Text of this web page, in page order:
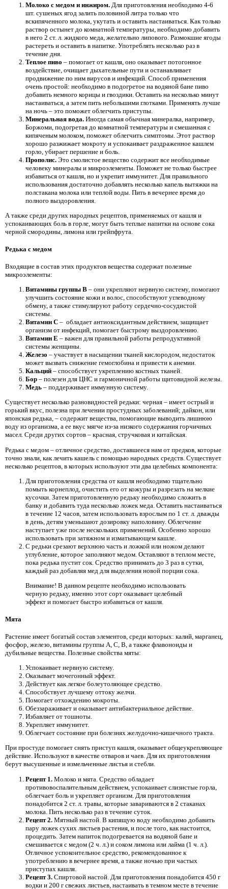
Молоко с медом и инжиром. Для приготовления необходимо 4-6
шт. сушеных ягод залить половиной литра только что
вскипяченного молока, укутать и оставить настаиваться. Как только
раствор остынет до комнатной температуры, необходимо добавить
в него 2 ст. л. жидкого меда, желательно липового. Размокшие ягоды
растереть и оставить в напитке. Употреблять несколько раз в
течение дня.
Теплое пиво – помогает от кашля, оно оказывает потогонное
воздействие, очищает дыхательные пути и останавливает
продвижение по ним вирусов и инфекций. Способ применения
очень простой: необходимо в подогретое на водяной бане пиво
добавить немного корицы и гвоздики. Оставить на несколько минут
настаиваться, а затем пить небольшими глотками. Применять лучше
на ночь – это поможет облегчить приступы.
Минеральная вода. Иногда самая обычная минералка, например,
Боржоми, подогретая до комнатной температуры и смешанная с
кипяченым молоком, поможет облегчить симптомы. Этот раствор
хорошо разжижает мокроту и успокаивает раздраженное кашлем
горло, убирает першение и боль.
Прополис. Это смолистое вещество содержит все необходимые
человеку минералы и микроэлементы. Поможет не только быстрее
избавиться от кашля, но и укрепит иммунитет. Для правильного
использования достаточно добавлять несколько капель вытяжки на
полстакана молока или теплой воды. Пить в вечернее время до
полного выздоровления.
А также среди других народных рецептов, применяемых от кашля и
успокаивающих боль в горле, могут быть теплые напитки на основе сока
черной смородины, лимона или грейпфрута.
Редька с медом
Входящие в состав этих продуктов вещества содержат полезные
микроэлементы:
Витамины группы В – они укрепляют нервную систему, помогают
улучшить состояние кожи и волос, способствуют углеводному
обмену, а также стимулируют работу сердечно-сосудистой
системы.
Витамин С – обладает антиоксидантным действием, защищает
организм от инфекций, помогает быстрому выздоровлению.
Витамин Е – важен для правильной работы репродуктивной
системы женщины.
Железо – участвует в насыщении тканей кислородом, недостаток
может вызвать снижение гемоглобина и привести к анемии.
Кальций – способствует укреплению костных тканей.
Бор – полезен для ЦНС и гармоничной работы щитовидной железы.
Медь – поддерживает иммунную систему.
Существует несколько разновидностей редьки: черная – имеет острый и
горький вкус, полезна при лечении простудных заболеваний; дайкон, или
японская редька, – содержит вещества, помогающие выводить лишнюю
воду из организма, а ее вкус мягче из-за низкого содержания горчичных
масел. Среди других сортов – красная, стручковая и китайская.
Редька с медом – отличное средство, доставшееся нам от предков, которые
точно знали, как лечить кашель с помощью народных средств. Существует
несколько рецептов, в которых используют эти два целебных компонента:
Для приготовления средства от кашля необходимо тщательно
помыть корнеплод, очистить его от кожуры и разрезать на мелкие
кусочки. Затем приготовленную редьку необходимо сложить в
банку и добавить туда несколько ложек меда. Оставить настаиваться
в течение 12 часов, затем использовать взрослым по 1 ст. л. дважды
в день, детям уменьшают дозировку наполовину. Облегчение
наступает уже после нескольких применений. Особенно хорошо
использовать при затяжном и изматывающем кашле.
С редьки срезают верхнюю часть и ложкой или ножом делают
углубление, которое заполняют медом. Оставляют в теплом месте,
пока редька пустит сок. Средство принимать до 3 раз в сутки,
каждый раз добавляя мед для выделения новой порции сока.
Внимание! В данном рецепте необходимо использовать
черную редьку, именно этот сорт оказывает целебный
эффект и помогает быстро избавиться от кашля.
Мята
Растение имеет богатый состав элементов, среди которых: калий, марганец,
фосфор, железо, витамины группы А, С, В, а также флавоноиды и
дубильные вещества. Полезные свойства мяты:
Успокаивает нервную систему.
Оказывает мочегонный эффект.
Действует как легкое болеутоляющее средство.
Способствует лучшему оттоку желчи.
Помогает отхождению мокроты.
Обеззараживает и оказывает антибактериальное действие.
Избавляет от тошноты.
Укрепляет иммунитет.
Облегчает состояние при болезнях желудочно-кишечного тракта.
При простуде помогает снять приступ кашля, оказывает общеукрепляющее
действие. Используют в качестве отваров и чаев. Для их приготовления
берут высушенные и измельченные листья и стебли.
Рецепт 1. Молоко и мята. Средство обладает
противовоспалительным действием, успокаивает слизистые горла,
облегчает боль и укрепляет организм. Для приготовления
понадобится 2 ст. л. травы, которые завариваются в 2 стаканах
молока. Пить несколько раз в течение суток.
Рецепт 2. Мятный настой. В кипящую воду необходимо добавить
пару ложек сухих листьев растения, и после того, как настоится,
процедить. Затем напиток подогревается на водяной бане и
смешивается с медом (2 ч. л.) и соком лимона или лайма (1 ч. л.).
Отличное успокоительное средство, рекомендованное к
употреблению в вечернее время, а также ночью при частых
приступах кашля.
Рецепт 3. Спиртовой настой. Для приготовления понадобится 450 г
водки и 200 г свежих листьев, настаивать в темном месте в течение